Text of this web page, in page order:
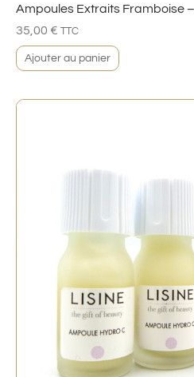
Ampoules Extraits Framboise
35,00 € TTC
Ajouter au panier